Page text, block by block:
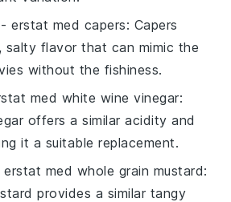
- erstat med capers: Capers
salty flavor that can mimic the
without the fishiness.
med white wine vinegar:
offers a similar acidity and
it a suitable replacement.
erstat med whole grain mustard:
provides a similar tangy